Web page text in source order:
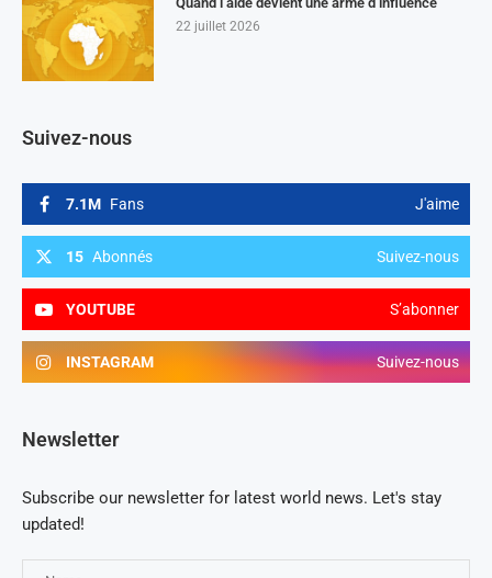
22 juillet 2026
Suivez-nous
7.1M Fans J'aime
15 Abonnés Suivez-nous
YOUTUBE S’abonner
INSTAGRAM Suivez-nous
Newsletter
Subscribe our newsletter for latest world news. Let's stay
updated!